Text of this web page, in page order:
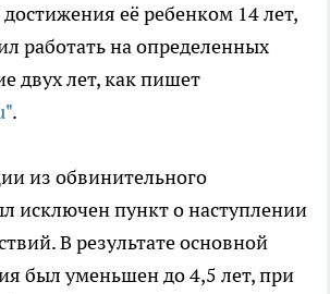
её ребенком 14 лет,
работать на определенных
двух лет, как пишет
.
из обвинительного
исключен пункт о наступлении
В результате основной
был уменьшен до 4,5 лет, при